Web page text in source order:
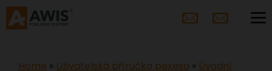
Home » Uživatelská příručka pexeso » Úvodní